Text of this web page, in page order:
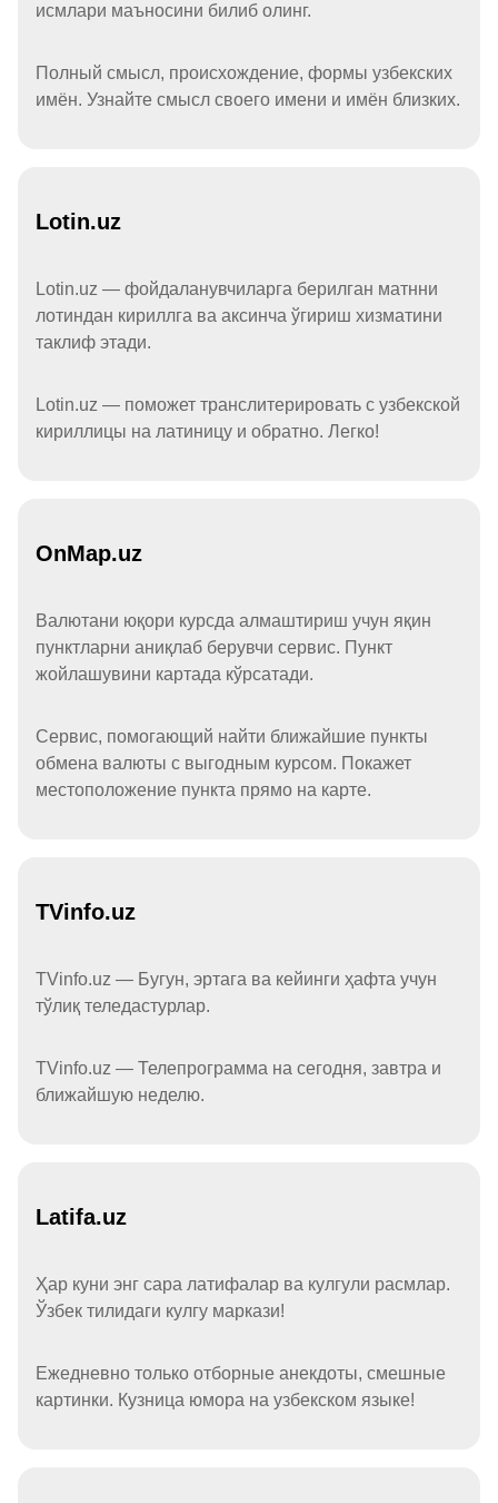
исмлари маъносини билиб олинг.
Полный смысл, происхождение, формы узбекских
имён. Узнайте смысл своего имени и имён близких.
Lotin.uz
Lotin.uz — фойдаланувчиларга берилган матнни
лотиндан кириллга ва аксинча ўгириш хизматини
таклиф этади.
Lotin.uz — поможет транслитерировать с узбекской
кириллицы на латиницу и обратно. Легко!
OnMap.uz
Валютани юқори курсда алмаштириш учун яқин
пунктларни аниқлаб берувчи сервис. Пункт
жойлашувини картада кўрсатади.
Сервис, помогающий найти ближайшие пункты
обмена валюты с выгодным курсом. Покажет
местоположение пункта прямо на карте.
TVinfo.uz
TVinfo.uz — Бугун, эртага ва кейинги ҳафта учун
тўлиқ теледастурлар.
TVinfo.uz — Телепрограмма на сегодня, завтра и
ближайшую неделю.
Latifa.uz
Ҳар куни энг сара латифалар ва кулгули расмлар.
Ўзбек тилидаги кулгу маркази!
Ежедневно только отборные анекдоты, смешные
картинки. Кузница юмора на узбекском языке!